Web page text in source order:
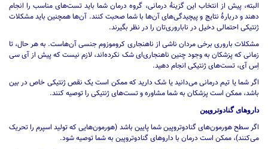
البته، پیش از انتخاب این گزینۀ درمانی، گروه درمان شما باید تست‌های مناسب را انجام
دهند و دربارۀ نتایج و پیچیدگی‌های آن‌ها با شما صحبت کنند. آن‌ها همچنین باید مشکلات
ژنتیکی احتمالی دخیل در ناباروری‌تان را در نظر بگیرند.
مشکلات باروری برخی مردان ناشی از ناهنجاری کروموزوم جنسی آن‌هاست. به‌ هر حال، تا
زمانی که پزشکان به وجود چنین ناهنجاری‌ای شک نکرده‌اند، لازم نیست که پیش از آی سی
اِس آی، تست‌های ژنتیکی انجام دهید.
اگر شما یا تیم درمانی می‌دانید یا شک دارید که ممکن است یک نقص ژنتیکی خاص در بین
باشد، ممکن است پزشکان به شما مشاوره و تست‌های ژنتیکی را توصیه کنند.
داروهای گنادوتروپین
اگر سطح هورمون‌های گنادوتروپین شما پایین باشد (هورمون‌هایی که تولید اسپرم را تحریک
می‌کنند)، ممکن است درمان با داروهای گنادوتروپین به شما توصیه شود.